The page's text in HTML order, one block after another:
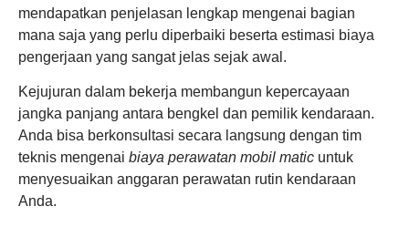
mendapatkan penjelasan lengkap mengenai bagian
mana saja yang perlu diperbaiki beserta estimasi biaya
pengerjaan yang sangat jelas sejak awal.
Kejujuran dalam bekerja membangun kepercayaan
jangka panjang antara bengkel dan pemilik kendaraan.
Anda bisa berkonsultasi secara langsung dengan tim
teknis mengenai biaya perawatan mobil matic untuk
menyesuaikan anggaran perawatan rutin kendaraan
Anda.